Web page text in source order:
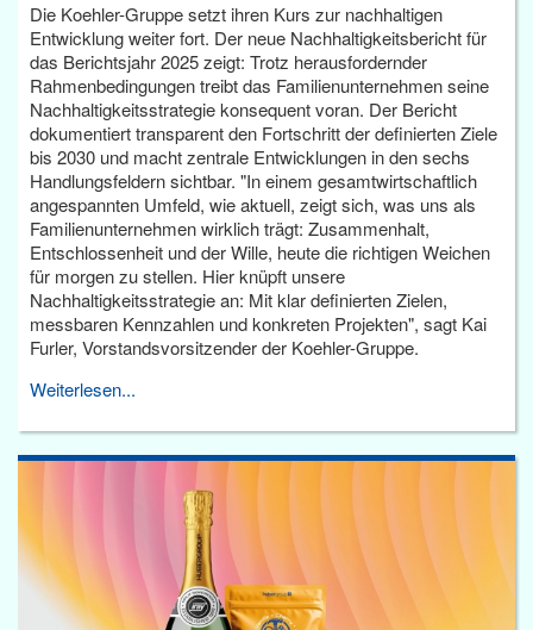
Die Koehler-Gruppe setzt ihren Kurs zur nachhaltigen
Entwicklung weiter fort. Der neue Nachhaltigkeitsbericht für
das Berichtsjahr 2025 zeigt: Trotz herausfordernder
Rahmenbedingungen treibt das Familienunternehmen seine
Nachhaltigkeitsstrategie konsequent voran. Der Bericht
dokumentiert transparent den Fortschritt der definierten Ziele
bis 2030 und macht zentrale Entwicklungen in den sechs
Handlungsfeldern sichtbar. "In einem gesamtwirtschaftlich
angespannten Umfeld, wie aktuell, zeigt sich, was uns als
Familienunternehmen wirklich trägt: Zusammenhalt,
Entschlossenheit und der Wille, heute die richtigen Weichen
für morgen zu stellen. Hier knüpft unsere
Nachhaltigkeitsstrategie an: Mit klar definierten Zielen,
messbaren Kennzahlen und konkreten Projekten", sagt Kai
Furler, Vorstandsvorsitzender der Koehler-Gruppe.
Weiterlesen...